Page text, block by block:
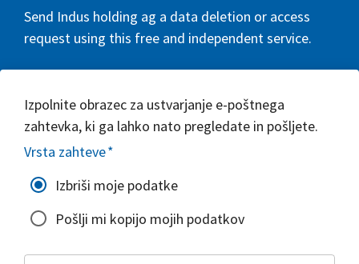
Send Indus holding ag a data deletion or access
request using this free and independent service.
Izpolnite obrazec za ustvarjanje e-poštnega
zahtevka, ki ga lahko nato pregledate in pošljete.
Vrsta zahteve*
Izbriši moje podatke
Pošlji mi kopijo mojih podatkov